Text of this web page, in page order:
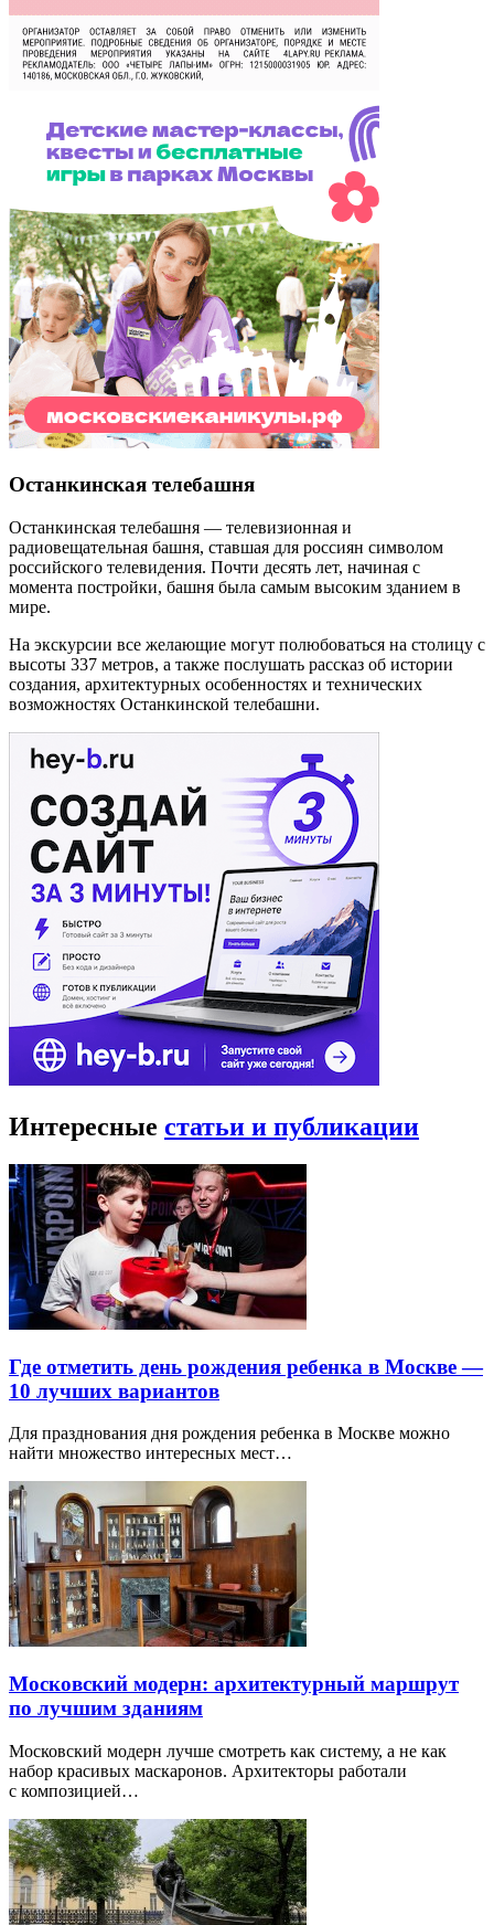
Останкинская телебашня
Останкинская телебашня — телевизионная и
радиовещательная башня, ставшая для россиян символом
российского телевидения. Почти десять лет, начиная с
момента постройки, башня была самым высоким зданием в
мире.
На экскурсии все желающие могут полюбоваться на столицу с
высоты 337 метров, а также послушать рассказ об истории
создания, архитектурных особенностях и технических
возможностях Останкинской телебашни.
Интересные статьи и публикации
Где отметить день рождения ребенка в Москве —
10 лучших вариантов
Для празднования дня рождения ребенка в Москве можно
найти множество интересных мест…
Московский модерн: архитектурный маршрут
по лучшим зданиям
Московский модерн лучше смотреть как систему, а не как
набор красивых маскаронов. Архитекторы работали
с композицией…